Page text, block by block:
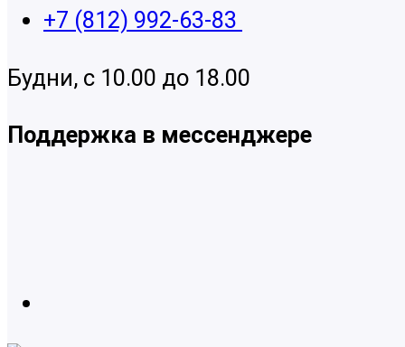
+7 (812) 992-63-83
Будни, с 10.00 до 18.00
Поддержка в мессенджере